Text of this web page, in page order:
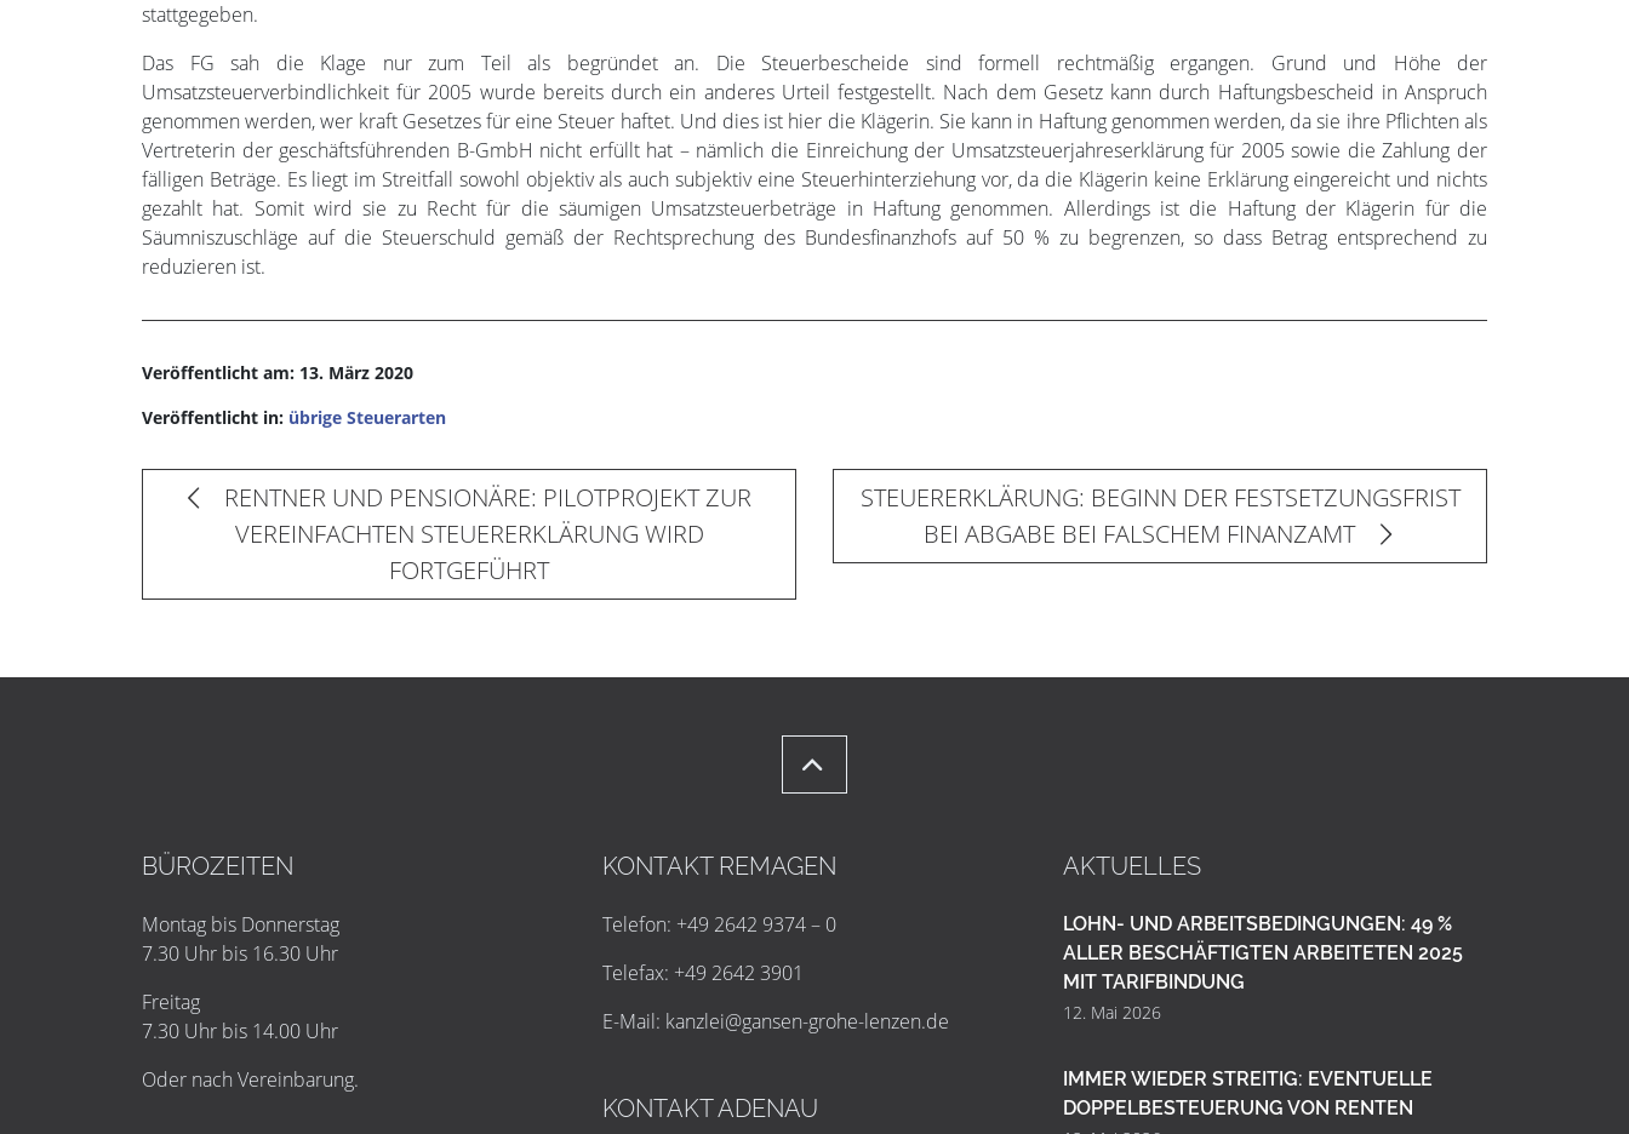
stattgegeben.
Das FG sah die Klage nur zum Teil als begründet an. Die Steuerbescheide sind formell rechtmäßig ergangen. Grund und Höhe der
Umsatzsteuerverbindlichkeit für 2005 wurde bereits durch ein anderes Urteil festgestellt. Nach dem Gesetz kann durch Haftungsbescheid in Anspruch
genommen werden, wer kraft Gesetzes für eine Steuer haftet. Und dies ist hier die Klägerin. Sie kann in Haftung genommen werden, da sie ihre Pflichten als
Vertreterin der geschäftsführenden B-GmbH nicht erfüllt hat – nämlich die Einreichung der Umsatzsteuerjahreserklärung für 2005 sowie die Zahlung der
fälligen Beträge. Es liegt im Streitfall sowohl objektiv als auch subjektiv eine Steuerhinterziehung vor, da die Klägerin keine Erklärung eingereicht und nichts
gezahlt hat. Somit wird sie zu Recht für die säumigen Umsatzsteuerbeträge in Haftung genommen. Allerdings ist die Haftung der Klägerin für die
Säumniszuschläge auf die Steuerschuld gemäß der Rechtsprechung des Bundesfinanzhofs auf 50 % zu begrenzen, so dass Betrag entsprechend zu
reduzieren ist.
Veröffentlicht am: 13. März 2020
Veröffentlicht in: übrige Steuerarten
RENTNER UND PENSIONÄRE: PILOTPROJEKT ZUR
VEREINFACHTEN STEUERERKLÄRUNG WIRD
FORTGEFÜHRT
STEUERERKLÄRUNG: BEGINN DER FESTSETZUNGSFRIST
BEI ABGABE BEI FALSCHEM FINANZAMT
BÜROZEITEN
Montag bis Donnerstag
7.30 Uhr bis 16.30 Uhr
Freitag
7.30 Uhr bis 14.00 Uhr
Oder nach Vereinbarung.
KONTAKT REMAGEN
Telefon: +49 2642 9374 – 0
Telefax: +49 2642 3901
E-Mail: kanzlei@gansen-grohe-lenzen.de
KONTAKT ADENAU
AKTUELLES
LOHN- UND ARBEITSBEDINGUNGEN: 49 %
ALLER BESCHÄFTIGTEN ARBEITETEN 2025
MIT TARIFBINDUNG
12. Mai 2026
IMMER WIEDER STREITIG: EVENTUELLE
DOPPELBESTEUERUNG VON RENTEN